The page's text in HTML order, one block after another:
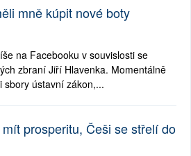
mně kúpit nové boty
na Facebooku v souvislosti se
zbraní Jiří Hlavenka. Momentálně
ústavní zákon,...
prosperitu, Češi se střelí do